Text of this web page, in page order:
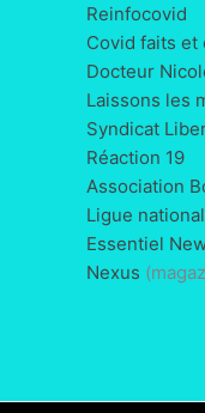
Reinfocovid
Covid faits et
Docteur
Laissons les
Syndicat
Réaction 19
Association
Ligue
Essentiel
Nexus